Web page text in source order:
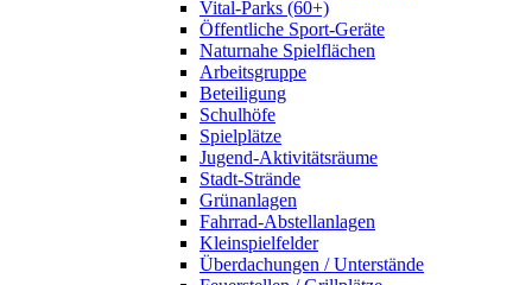
Vital-Parks (60+)
Öffentliche Sport-Geräte
Naturnahe Spielflächen
Arbeitsgruppe
Beteiligung
Schulhöfe
Spielplätze
Jugend-Aktivitätsräume
Stadt-Strände
Grünanlagen
Fahrrad-Abstellanlagen
Kleinspielfelder
Überdachungen / Unterstände